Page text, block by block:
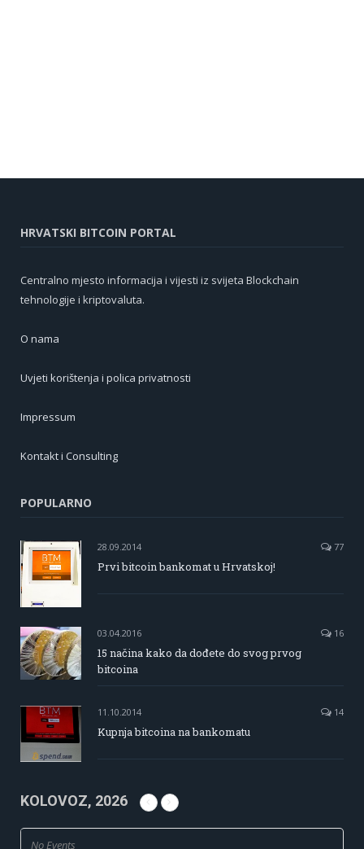
HRVATSKI BITCOIN PORTAL
Centralno mjesto informacija i vijesti iz svijeta Blockchain
tehnologije i kriptovaluta.
O nama
Uvjeti korištenja i polica privatnosti
Impressum
Kontakt i Consulting
POPULARNO
28.09.2014 77
Prvi bitcoin bankomat u Hrvatskoj!
03.04.2016 16
15 načina kako da dođete do svog prvog
bitcoina
11.10.2014 14
Kupnja bitcoina na bankomatu
KOLOVOZ, 2026
No Events